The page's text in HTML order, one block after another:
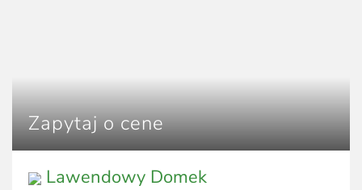
Zapytaj o cene
Lawendowy Domek